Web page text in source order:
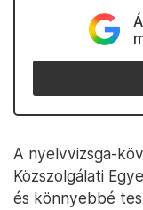
A nyelvvizsga-
Közszolgálati
és könnyebbé